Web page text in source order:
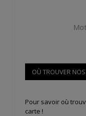
OÙ TROUVER
Pour savoir où
carte !